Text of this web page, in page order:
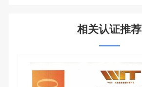
相关认证推荐